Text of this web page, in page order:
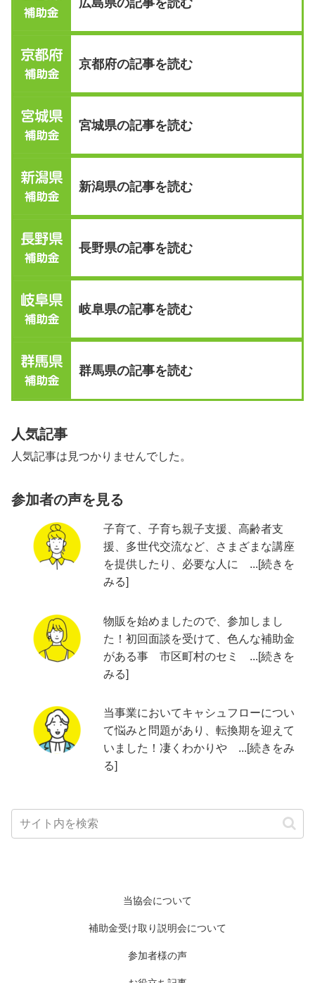
京都府の記事を読む
宮城県の記事を読む
新潟県の記事を読む
長野県の記事を読む
岐阜県の記事を読む
群馬県の記事を読む
人気記事
人気記事は見つかりませんでした。
参加者の声を見る
子育て、子育ち親子支援、高齢者支
援、多世代交流など、さまざまな講座
を提供したり、必要な人に ...[続きを
みる]
物販を始めましたので、参加しまし
た！初回面談を受けて、色んな補助金
がある事 市区町村のセミ ...[続きを
みる]
当事業においてキャシュフローについ
て悩みと問題があり、転換期を迎えて
いました！凄くわかりや ...[続きをみ
る]
当協会について
補助金受け取り説明会について
参加者様の声